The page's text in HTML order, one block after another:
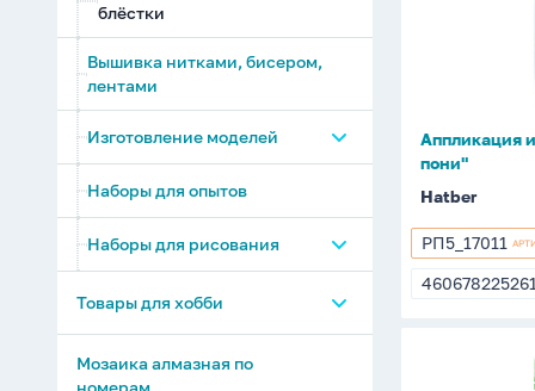
блёстки
Вышивка нитками, бисером,
лентами
Изготовление моделей
Модели из дерева
Наборы для опытов
Наборы для рисования
Роспись игрушек
Товары для хобби
Мыловарение
(изготовление мыла)
Мозаика алмазная по
номерам
Аппликация
пони"
Hatber
РП5_17011
РП5_17011